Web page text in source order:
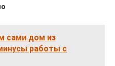
сами дом из
работы с